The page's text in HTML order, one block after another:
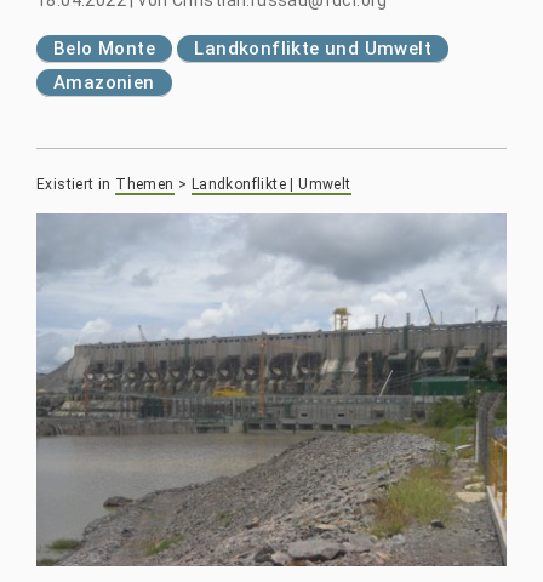
Belo Monte
Landkonflikte und Umwelt
Amazonien
Existiert in Themen > Landkonflikte | Umwelt